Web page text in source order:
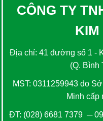
CÔNG TY
KIM
Địa chỉ: 41 đường số 1 -
(Q. Bình
MST: 0311259943 do
Minh cấp
ĐT: (028) 6681 7379 ─